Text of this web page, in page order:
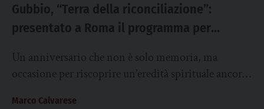
Gubbio, “Terra della riconciliazione”:
presentato a Roma il programma per
Un anniversario che non è solo memoria, ma
occasione per riscoprire un’eredità spirituale ancora
Marco Calvarese